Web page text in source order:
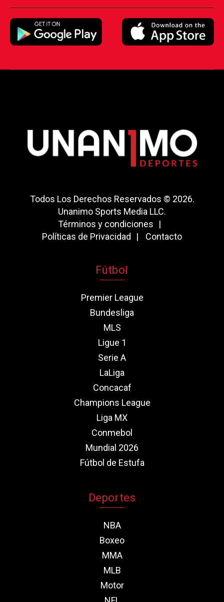
Todos Los Derechos Reservados © 2026.
Unanimo Sports Media LLC.
Términos y condiciones
Políticas de Privacidad
Contacto
Fútbol
Premier League
Bundesliga
MLS
Ligue 1
Serie A
LaLiga
Concacaf
Champions League
Liga MX
Conmebol
Mundial 2026
Fútbol de Estufa
Deportes
NBA
Boxeo
MMA
MLB
Motor